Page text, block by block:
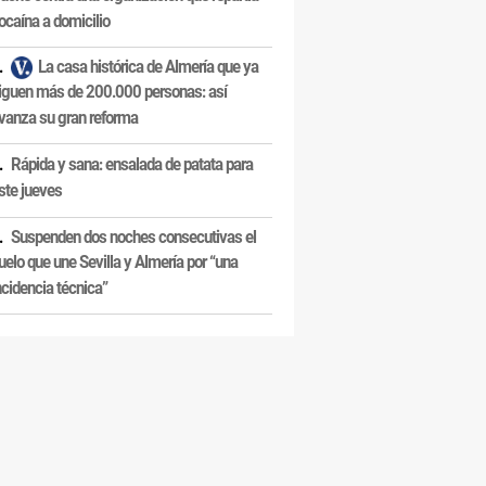
a domicilio
La casa histórica de Almería que ya
más de 200.000 personas: así
su gran reforma
Rápida y sana: ensalada de patata para
jueves
Suspenden dos noches consecutivas el
que une Sevilla y Almería por “una
técnica”